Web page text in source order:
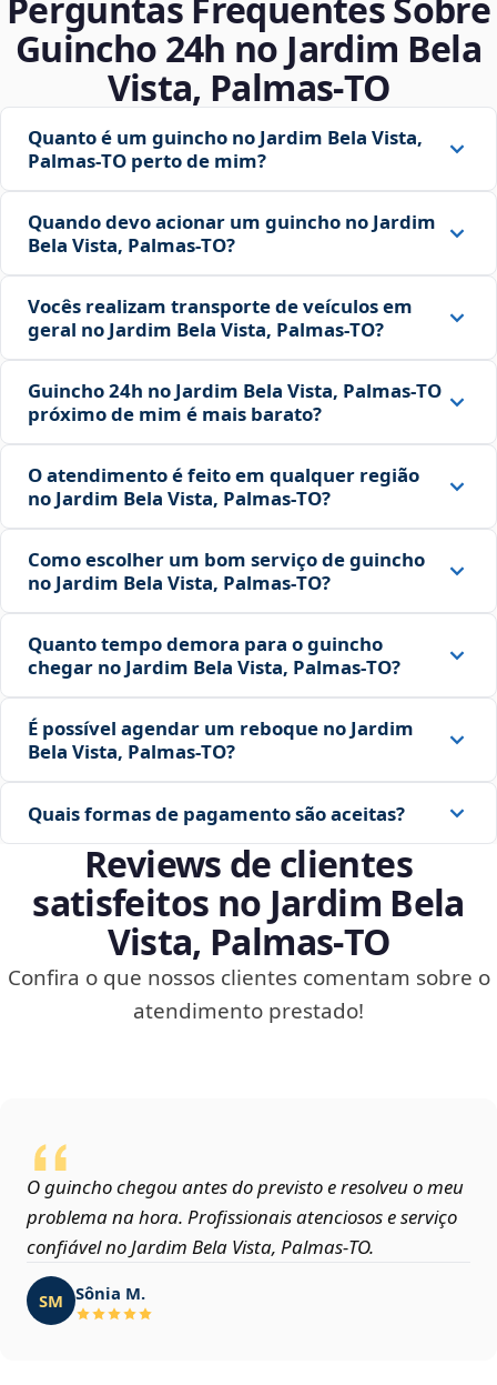
Perguntas Frequentes Sobre
Guincho 24h no Jardim Bela
Vista, Palmas‑TO
Quanto é um guincho no Jardim Bela Vista,
Palmas‑TO perto de mim?
Quando devo acionar um guincho no Jardim
Bela Vista, Palmas‑TO?
Vocês realizam transporte de veículos em
geral no Jardim Bela Vista, Palmas‑TO?
Guincho 24h no Jardim Bela Vista, Palmas‑TO
próximo de mim é mais barato?
O atendimento é feito em qualquer região
no Jardim Bela Vista, Palmas‑TO?
Como escolher um bom serviço de guincho
no Jardim Bela Vista, Palmas‑TO?
Quanto tempo demora para o guincho
chegar no Jardim Bela Vista, Palmas‑TO?
É possível agendar um reboque no Jardim
Bela Vista, Palmas‑TO?
Quais formas de pagamento são aceitas?
Reviews de clientes
satisfeitos no Jardim Bela
Vista, Palmas‑TO
Confira o que nossos clientes comentam sobre o
atendimento prestado!
O guincho chegou antes do previsto e resolveu o meu
problema na hora. Profissionais atenciosos e serviço
confiável no Jardim Bela Vista, Palmas‑TO.
SM Sônia M.